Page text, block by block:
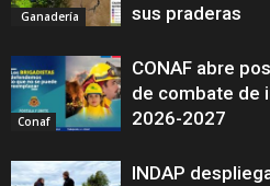
Ganadería
sus praderas
Conaf
CONAF abre
de combate de
2026-2027
INDAP